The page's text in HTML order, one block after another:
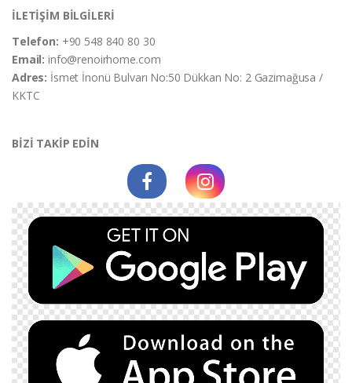
İLETİŞİM BİLGİLERİ
Telefon: +90 548 840 80 30
Email:info@renoirhome.com
Adres: İsmet İnonü Bulvarı No:50 Dükkan No: 2 Gazimağusa /
KKTC
BİZİ TAKİP EDİN